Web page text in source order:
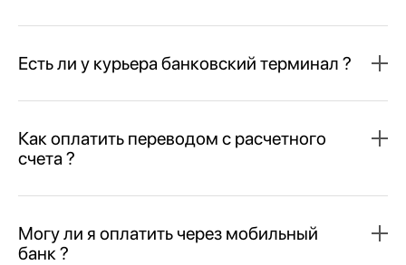
Есть ли у курьера банковский терминал ?
Как оплатить переводом с расчетного
счета ?
Могу ли я оплатить через мобильный
банк ?